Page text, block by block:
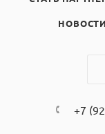
НОВОСТИ
+7